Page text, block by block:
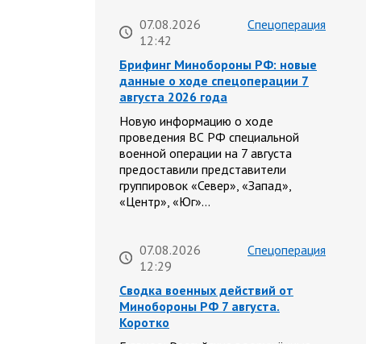
07.08.2026
12:42
Спецоперация
Брифинг Минобороны РФ: новые
данные о ходе спецоперации 7
августа 2026 года
Новую информацию о ходе
проведения ВС РФ специальной
военной операции на 7 августа
предоставили представители
группировок «Север», «Запад»,
«Центр», «Юг»…
07.08.2026
12:29
Спецоперация
Сводка военных действий от
Минобороны РФ 7 августа.
Коротко